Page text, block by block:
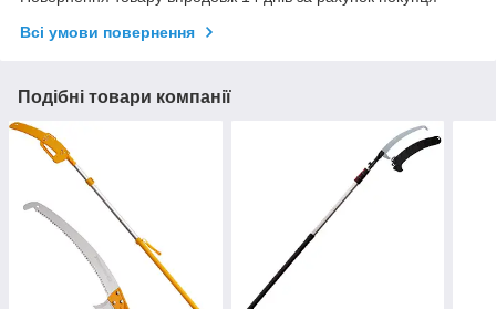
Всі умови повернення
Подібні товари компанії